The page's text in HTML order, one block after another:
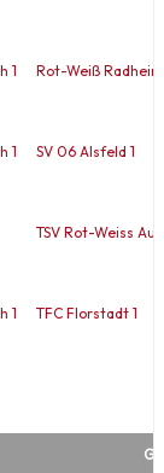
1 Rot-Weiß
1 SV 06 Alsfeld 1
TSV Rot-Weiss
1 TFC Florstadt 1